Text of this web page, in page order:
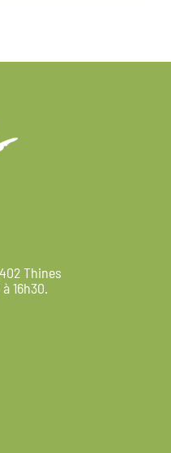
Thines
16h30.